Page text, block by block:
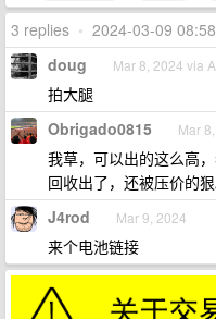
3 replies • 2024-03-09
doug Mar 8, 2024 via
拍大腿
Obrigado0815 Mar
我草，可以出的这么高
回收出了，还被压价的狠
J4rod Mar 9, 2024
来个电池链接